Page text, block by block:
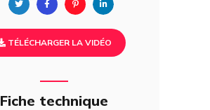
Twitter FacebookPinterest
TÉLÉCHARGER LA VIDÉO
Fiche technique